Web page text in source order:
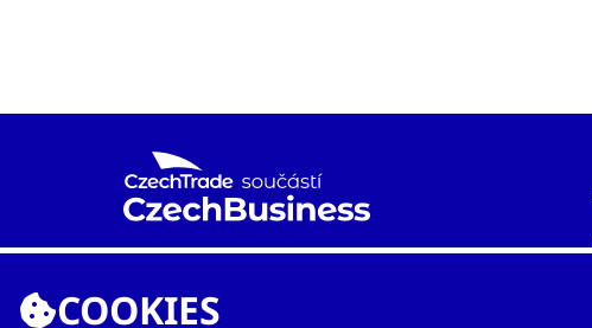
průmyslu a obchodu s cílem rozvíjet mezinárodní
COOKIES